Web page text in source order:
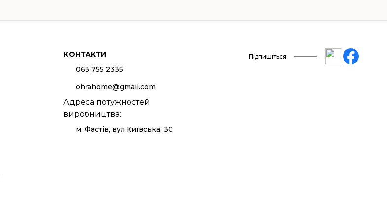
КОНТАКТИ
063 755 2335
ohrahome@gmail.com
Адреса потужностей
виробництва:
м. Фастів, вул Київська, 30
Підпишіться